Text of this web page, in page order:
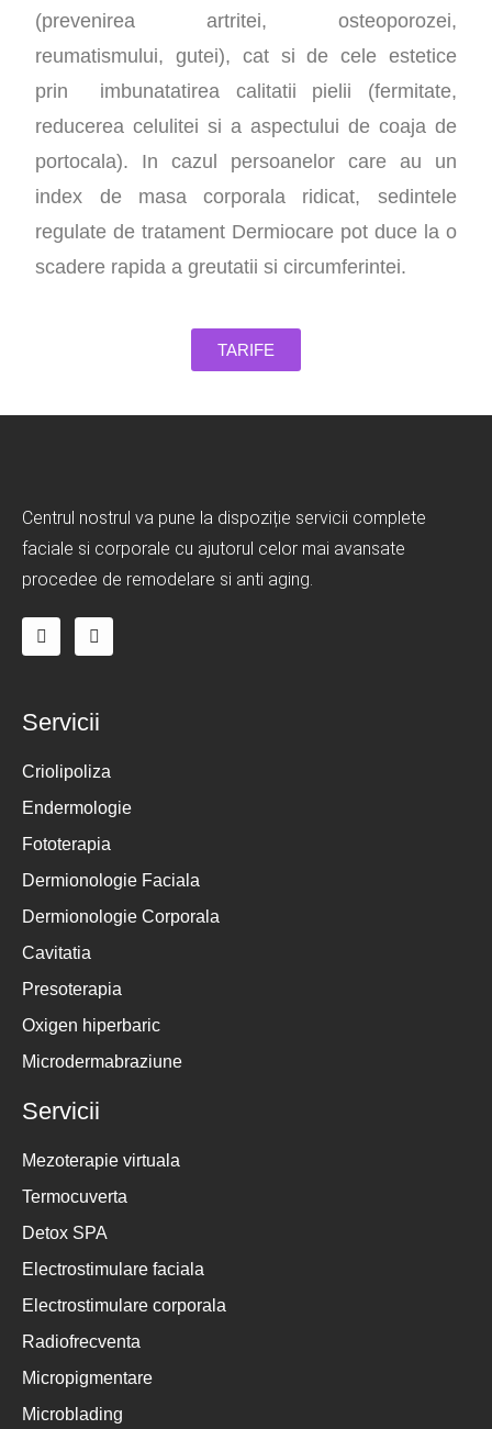
(prevenirea artritei, osteoporozei,
reumatismului, gutei), cat si de cele estetice
prin imbunatatirea calitatii pielii (fermitate,
reducerea celulitei si a aspectului de coaja de
portocala). In cazul persoanelor care au un
index de masa corporala ridicat, sedintele
regulate de tratament Dermiocare pot duce la o
scadere rapida a greutatii si circumferintei.
TARIFE
Centrul nostrul va pune la dispoziție servicii complete
faciale si corporale cu ajutorul celor mai avansate
procedee de remodelare si anti aging.
Servicii
Criolipoliza
Endermologie
Fototerapia
Dermionologie Faciala
Dermionologie Corporala
Cavitatia
Presoterapia
Oxigen hiperbaric
Microdermabraziune
Servicii
Mezoterapie virtuala
Termocuverta
Detox SPA
Electrostimulare faciala
Electrostimulare corporala
Radiofrecventa
Micropigmentare
Microblading